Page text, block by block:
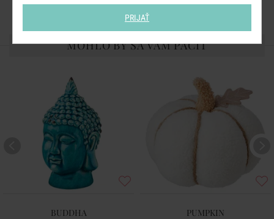
MOHLO BY SA VÁM PÁČIŤ
BUDDHA PUMPKIN
PRIJAŤ